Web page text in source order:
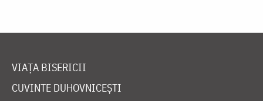
VIAȚA BISERICII
CUVINTE DUHOVNICEȘTI